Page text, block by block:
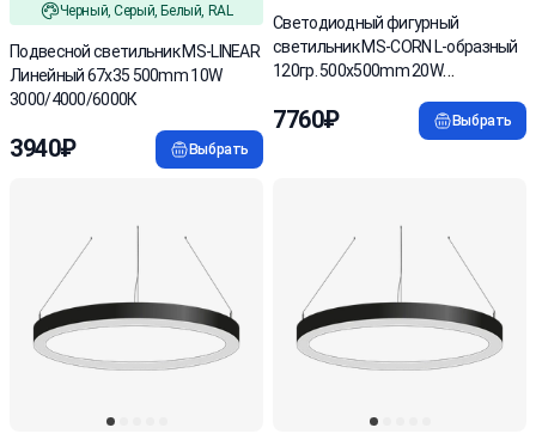
Черный, Серый, Белый, RAL
Подвесной светильник MS-LINEAR
Линейный 67х35 500mm 10W
3000/4000/6000К
3940₽ Выбрать
Светодиодный фигурный
светильник MS-CORN L-образный
120гр. 500х500mm 20W
7760₽ Выбрать